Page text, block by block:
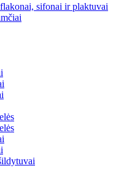
sifonai ir plaktuvai